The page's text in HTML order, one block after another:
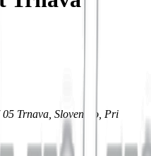
Trnava, Slovensko, Pri